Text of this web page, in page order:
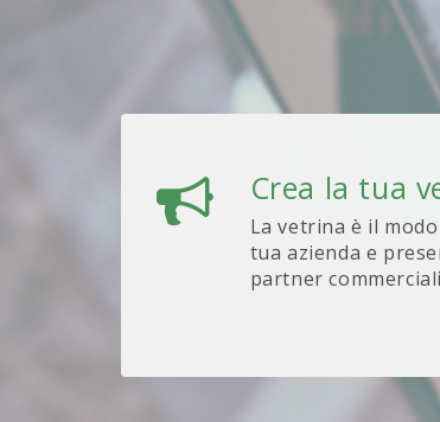
Crea la tua
La vetrina è il
tua azienda e
partner